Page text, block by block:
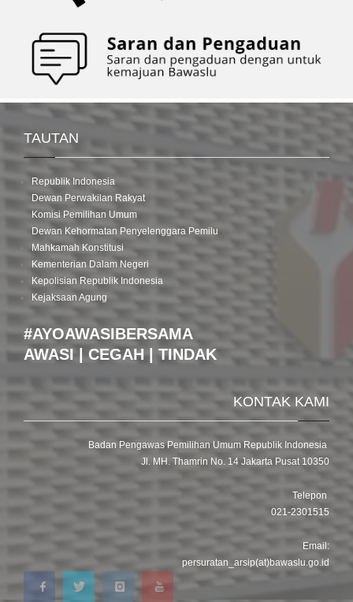
TAUTAN
Republik Indonesia
Dewan Perwakilan Rakyat
Komisi Pemilihan Umum
Dewan Kehormatan Penyelenggara Pemilu
Mahkamah Konstitusi
Kementerian Dalam Negeri
Kepolisian Republik Indonesia
Kejaksaan Agung
#AYOAWASIBERSAMA
AWASI | CEGAH | TINDAK
KONTAK KAMI
Badan Pengawas Pemilihan Umum Republik Indonesia
Jl. MH. Thamrin No. 14 Jakarta Pusat 10350
Telepon
021-2301515
Email:
persuratan_arsip(at)bawaslu.go.id